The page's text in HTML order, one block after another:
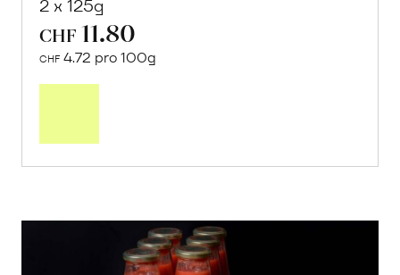
2 x 125g
CHF 11.80
CHF 4.72 pro 100g